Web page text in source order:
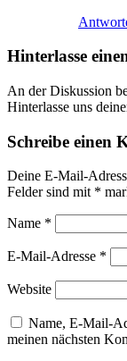
Hinterlasse
An der Diskussion
Hinterlasse uns
Schreibe einen
Deine E-Mail-
Felder sind mit *
Name *
E-Mail-Adresse *
Website
Name, E-Mail-
meinen nächsten